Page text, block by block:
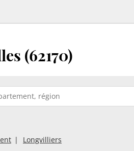
(62170)
Longvilliers